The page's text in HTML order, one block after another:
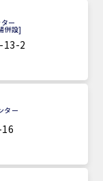
ー
併設]
13-2
ター